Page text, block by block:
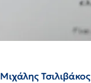
Μιχάλης Τσιλιβάκος